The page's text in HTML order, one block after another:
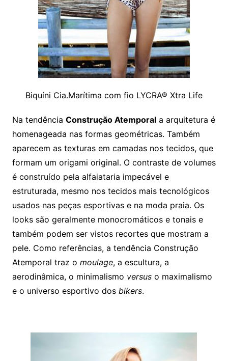
Biquíni Cia.Marítima com fio LYCRA® Xtra Life
Na tendência Construção Atemporala arquitetura é
homenageada nas formas geométricas. Também
aparecem as texturas em camadas nos tecidos, que
formam um origami original. O contraste de volumes
é construído pela alfaiataria impecável e
estruturada, mesmo nos tecidos mais tecnológicos
usados nas peças esportivas e na moda praia. Os
looks são geralmente monocromáticos e tonais e
também podem ser vistos recortes que mostram a
pele. Como referências, a tendência Construção
Atemporal traz o moulage, a escultura, a
aerodinâmica, o minimalismo versuso maximalismo
e o universo esportivo dos bikers.